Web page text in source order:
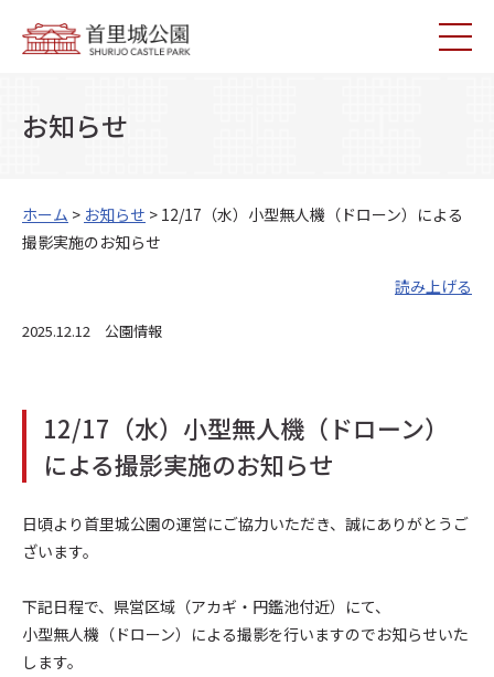
お知らせ
ホーム > お知らせ > 12/17（水）小型無人機（ドローン）による
撮影実施のお知らせ
読み上げる
2025.12.12 公園情報
12/17（水）小型無人機（ドローン）
による撮影実施のお知らせ
日頃より首里城公園の運営にご協力いただき、誠にありがとうご
ざいます。
下記日程で、県営区域（アカギ・円鑑池付近）にて、
小型無人機（ドローン）による撮影を行いますのでお知らせいた
します。